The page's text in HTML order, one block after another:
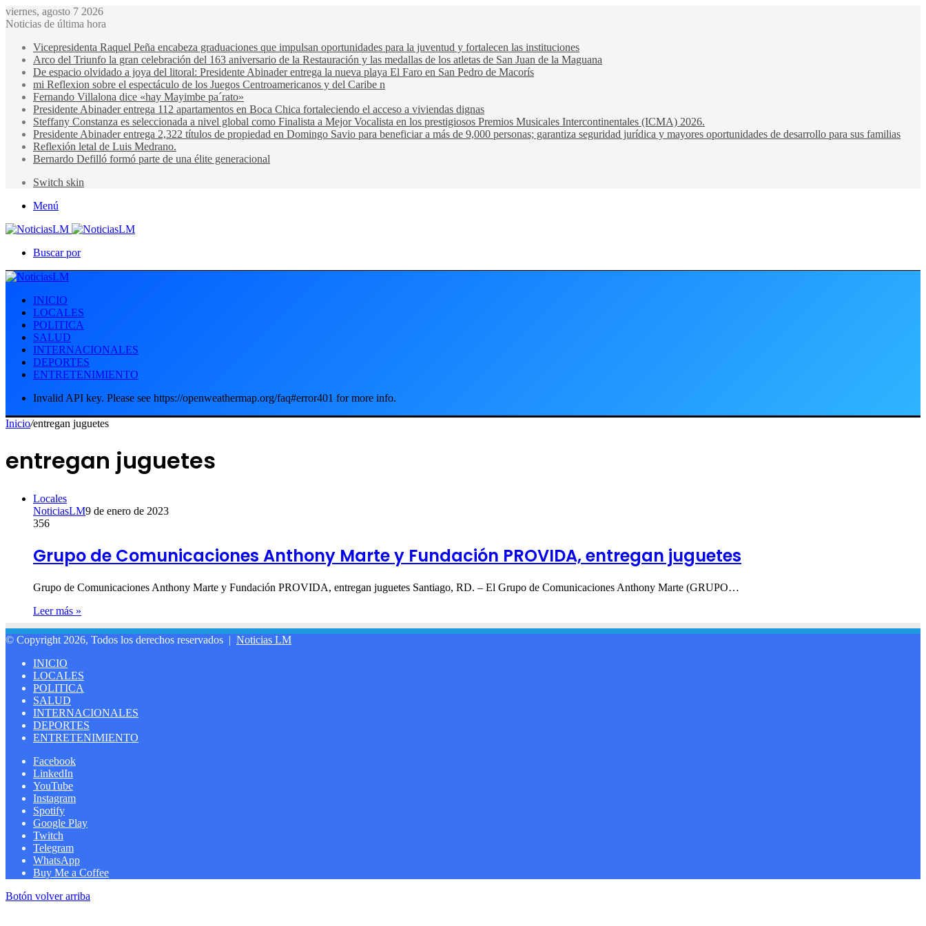
viernes, agosto 7 2026
Noticias de última hora
Vicepresidenta Raquel Peña encabeza graduaciones que impulsan oportunidades para la juventud y fortalecen las instituciones
Arco del Triunfo la gran celebración del 163 aniversario de la Restauración y las medallas de los atletas de San Juan de la Maguana
De espacio olvidado a joya del litoral: Presidente Abinader entrega la nueva playa El Faro en San Pedro de Macorís
mi Reflexion sobre el espectáculo de los Juegos Centroamericanos y del Caribe n
Fernando Villalona dice «hay Mayimbe pa´rato»
Presidente Abinader entrega 112 apartamentos en Boca Chica fortaleciendo el acceso a viviendas dignas
Steffany Constanza es seleccionada a nivel global como Finalista a Mejor Vocalista en los prestigiosos Premios Musicales Intercontinentales (ICMA) 2026.
Presidente Abinader entrega 2,322 títulos de propiedad en Domingo Savio para beneficiar a más de 9,000 personas; garantiza seguridad jurídica y mayores oportunidades de desarrollo para sus familias
Reflexión letal de Luis Medrano.
Bernardo Defilló formó parte de una élite generacional
Switch skin
Menú
Buscar por
INICIO
LOCALES
POLITICA
SALUD
INTERNACIONALES
DEPORTES
ENTRETENIMIENTO
Invalid API key. Please see https://openweathermap.org/faq#error401 for more info.
Inicio/entregan juguetes
entregan juguetes
Locales
NoticiasLM9 de enero de 2023
356
Grupo de Comunicaciones Anthony Marte y Fundación PROVIDA, entregan juguetes
Grupo de Comunicaciones Anthony Marte y Fundación PROVIDA, entregan juguetes Santiago, RD. – El Grupo de Comunicaciones Anthony Marte (GRUPO…
Leer más »
© Copyright 2026, Todos los derechos reservados | Noticias LM
INICIO
LOCALES
POLITICA
SALUD
INTERNACIONALES
DEPORTES
ENTRETENIMIENTO
Facebook
LinkedIn
YouTube
Instagram
Spotify
Google Play
Twitch
Telegram
WhatsApp
Buy Me a Coffee
Botón volver arriba